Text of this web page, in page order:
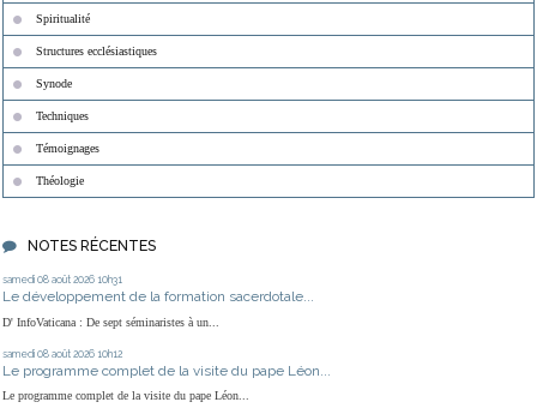
Spiritualité
Structures ecclésiastiques
Synode
Techniques
Témoignages
Théologie
NOTES RÉCENTES
samedi 08 août 2026 10h31
Le développement de la formation sacerdotale...
D' InfoVaticana : De sept séminaristes à un...
samedi 08 août 2026 10h12
Le programme complet de la visite du pape Léon...
Le programme complet de la visite du pape Léon...